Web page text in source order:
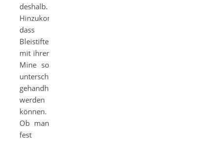
deshalb.
Hinzukommt,
dass
Bleistifte
mit ihrer
Mine so
unterschiedlich
gehandhabt
werden
können.
Ob man
fest